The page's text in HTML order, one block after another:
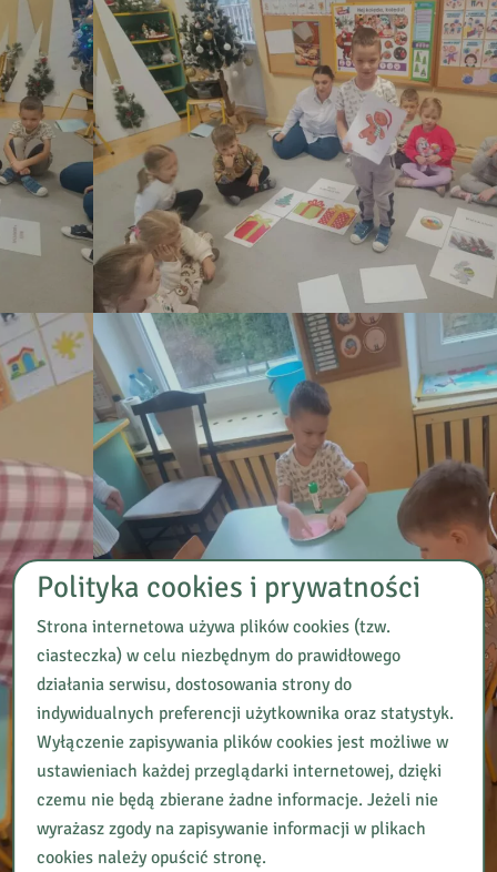
Polityka cookies i prywatności
Strona internetowa używa plików cookies (tzw.
ciasteczka) w celu niezbędnym do prawidłowego
działania serwisu, dostosowania strony do
indywidualnych preferencji użytkownika oraz statystyk.
Wyłączenie zapisywania plików cookies jest możliwe w
ustawieniach każdej przeglądarki internetowej, dzięki
czemu nie będą zbierane żadne informacje. Jeżeli nie
wyrażasz zgody na zapisywanie informacji w plikach
cookies należy opuścić stronę.